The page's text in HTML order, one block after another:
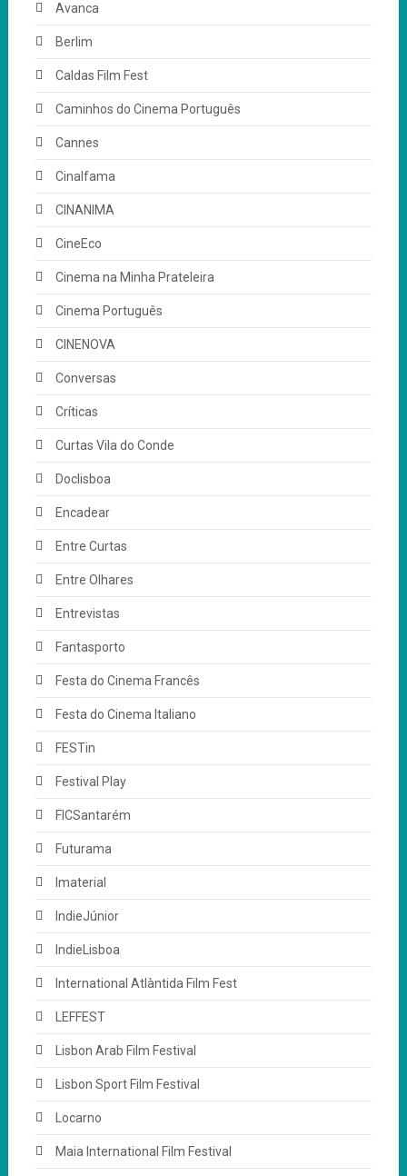
Avanca
Berlim
Caldas Film Fest
Caminhos do Cinema Português
Cannes
Cinalfama
CINANIMA
CineEco
Cinema na Minha Prateleira
Cinema Português
CINENOVA
Conversas
Críticas
Curtas Vila do Conde
Doclisboa
Encadear
Entre Curtas
Entre Olhares
Entrevistas
Fantasporto
Festa do Cinema Francês
Festa do Cinema Italiano
FESTin
Festival Play
FICSantarém
Futurama
Imaterial
IndieJúnior
IndieLisboa
International Atlàntida Film Fest
LEFFEST
Lisbon Arab Film Festival
Lisbon Sport Film Festival
Locarno
Maia International Film Festival